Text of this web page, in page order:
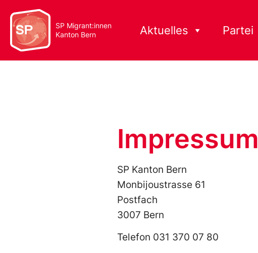
SP Migrant:innen
Kanton Bern
Aktuelles Partei
Impressum
SP Kanton Bern
Monbijoustrasse 61
Postfach
3007 Bern
Telefon 031 370 07 80